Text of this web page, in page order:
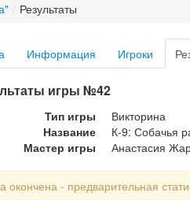
/ Результаты
Информация Игроки
игры №42
Тип игры
Викторина
Название
К-9: Собачья
Мастер игры
Анастасия
окончена - предварительная